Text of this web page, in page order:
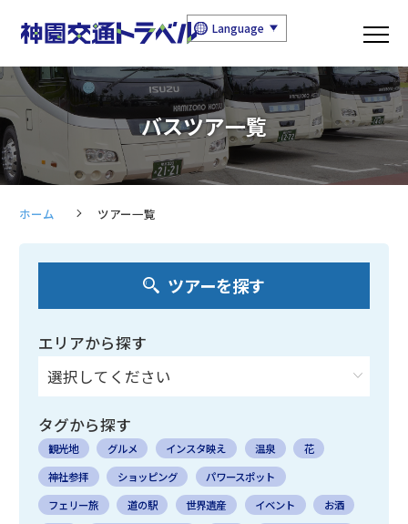
Language
バスツア一覧
ホーム ツアー一覧
ツアーを探す
エリアから探す
タグから探す
観光地 グルメ インスタ映え 温泉
花
神社参拝
ショッピング
パワースポット
フェリー旅
道の駅 世界遺産 イベント
お酒